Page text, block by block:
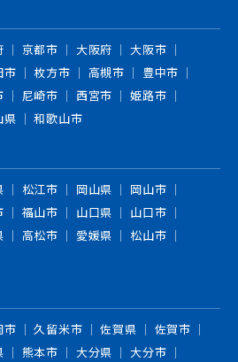
京都市 大阪府
大阪市
市 枚方市 高槻市
豊中市
尼崎市 西宮市
姫路市
県 和歌山市
松江市 岡山県
岡山市
福山市 山口県
山口市
高松市 愛媛県
松山市
市 久留米市 佐賀県
佐賀市
熊本市 大分県
大分市